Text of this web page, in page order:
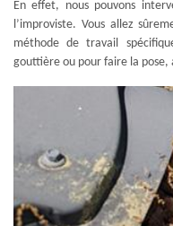
En effet, nous pouvons
l’improviste. Vous allez
méthode de travail
gouttière ou pour faire la pose,